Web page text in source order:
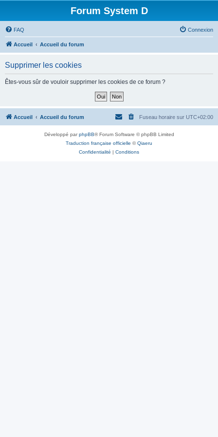
Forum System D
FAQ Connexion
Accueil Accueil du forum
Supprimer les cookies
Êtes-vous sûr de vouloir supprimer les cookies de ce forum ?
Accueil Accueil du forum Fuseau horaire sur UTC+02:00
Développé parphpBB® Forum Software © phpBB Limited
Traduction française officielle ©Qiaeru
Confidentialité | Conditions